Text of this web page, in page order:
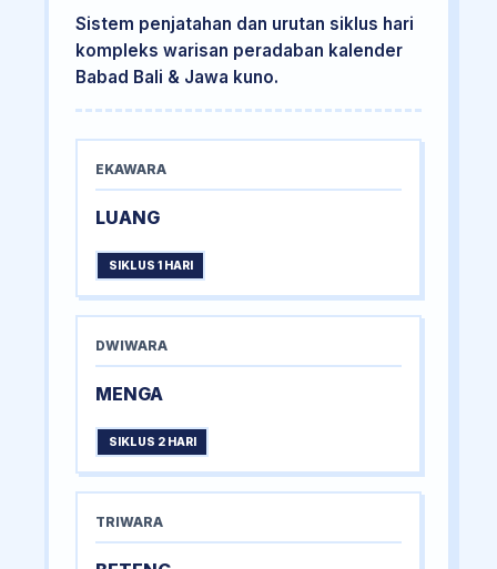
Sistem penjatahan dan urutan siklus hari
kompleks warisan peradaban kalender
Babad Bali & Jawa kuno.
EKAWARA
LUANG
SIKLUS 1 HARI
DWIWARA
MENGA
SIKLUS 2 HARI
TRIWARA